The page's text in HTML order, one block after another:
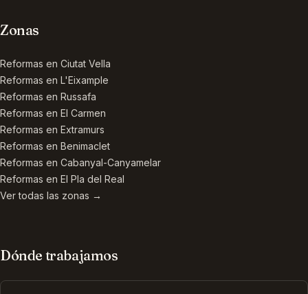
Zonas
Reformas en Ciutat Vella
Reformas en L'Eixample
Reformas en Russafa
Reformas en El Carmen
Reformas en Extramurs
Reformas en Benimaclet
Reformas en Cabanyal-Canyamelar
Reformas en El Pla del Real
Ver todas las zonas →
Dónde trabajamos